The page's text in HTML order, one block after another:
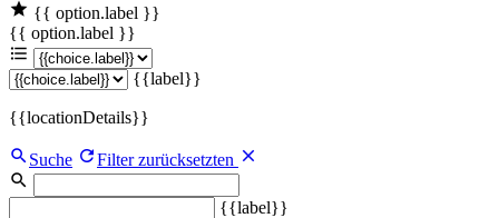
{{ option.label }}
{{ option.label }}
{{label}}
{{locationDetails}}
Suche Filter zurücksetzten
{{label}}